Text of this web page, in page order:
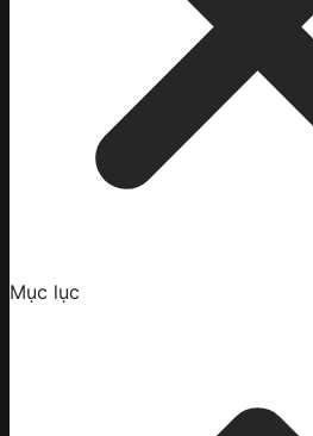
Mục lục